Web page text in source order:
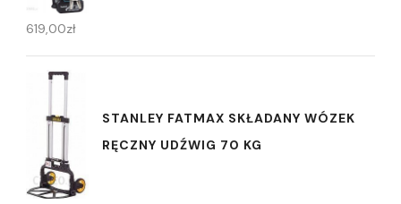
619,00zł
STANLEY FATMAX SKŁADANY WÓZEK
RĘCZNY UDŹWIG 70 KG